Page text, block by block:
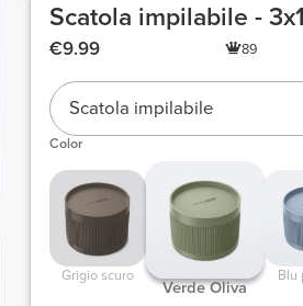
Scatola impilabile -
€9.99 89
Scatola impilabile
Color
Grigio scuro
Verde Oliva
Blu